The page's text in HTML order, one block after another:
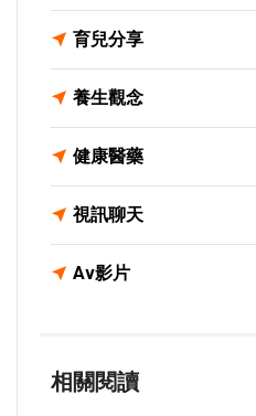
育兒分享
養生觀念
健康醫藥
視訊聊天
Av影片
相關閱讀